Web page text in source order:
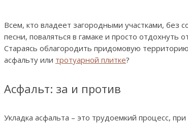
Всем, кто владеет загородными участками, без
песни, поваляться в гамаке и просто
Стараясь облагородить придомовую
асфальту или тротуарной плитке?
Асфальт: за и против
Укладка асфальта – это трудоемкий процесс,